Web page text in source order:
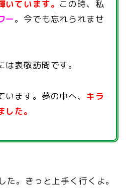
いています。 この時、私
ー。今でも忘れられませ
表敬訪問です。
ます。夢の中へ、 キラ
た。
た。きっと上手く行くよ。